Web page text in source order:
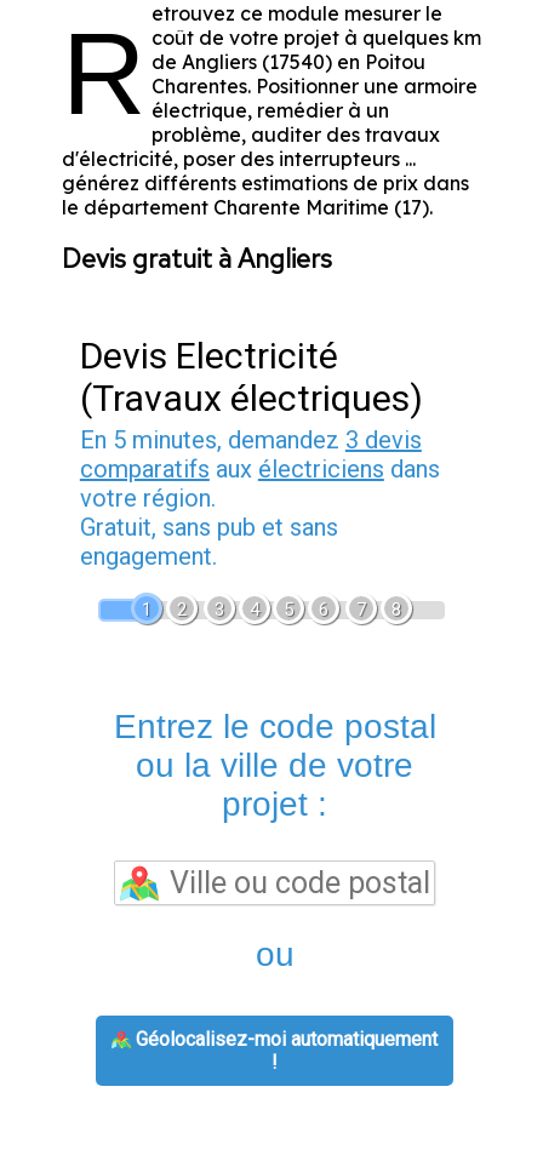
R etrouvez ce module mesurer le
coût de votre projet à quelques km
de Angliers (17540) en Poitou
Charentes. Positionner une armoire
électrique, remédier à un
problème, auditer des travaux
d'électricité, poser des interrupteurs ...
générez différents estimations de prix dans
le département Charente Maritime (17).
Devis gratuit à Angliers
Devis Electricité
(Travaux électriques)
En 5 minutes, demandez 3 devis
comparatifs aux électriciens dans
votre région.
Gratuit, sans pub et sans
engagement.
1 2 3 4 5 6 7 8
Entrez le code postal
ou la ville de votre
projet :
ou
Géolocalisez-moi automatiquement
!